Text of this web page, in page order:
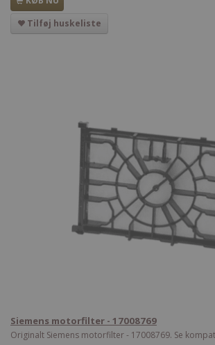
Tilføj huskeliste
Siemens motorfilter - 17008769
Originalt Siemens motorfilter - 17008769. Se